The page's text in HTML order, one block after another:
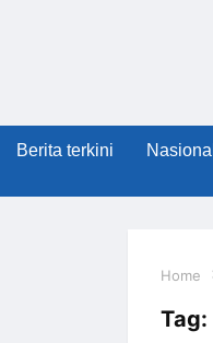
Berita terkini Nasional
Home
Tag: